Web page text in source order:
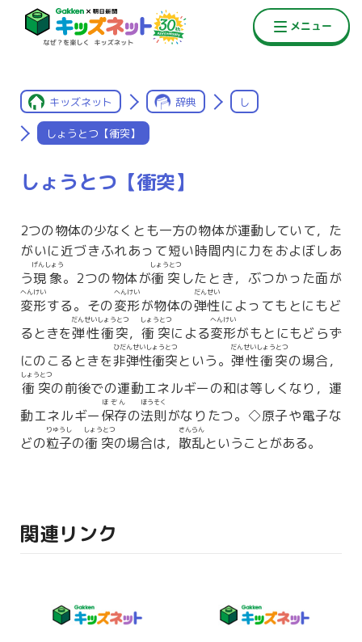
キッズネット 辞典 し
しょうとつ【衝突】
しょうとつ【衝突】
2つの物体の少なくとも一方の物体が運動していて，た
がいに近づきふれあって短い時間内に力をおよぼしあ
う現象
げんしょう
。2つの物体が衝突
しょうとつ
したとき，ぶつかった面が
変形
へんけい
する。その変形
へんけい
が物体の弾性
だんせい
によってもとにもど
るときを弾性衝突
だんせいしょうとつ
， 衝突
しょうとつ
による変形
へんけい
がもとにもどらず
にのこるときを非弾性衝突
ひだんせいしょうとつ
という。 弾性衝突
だんせいしょうとつ
の場合，
衝突
しょうとつ
の前後での運動エネルギーの和は等しくなり，運
動エネルギー保存
ほぞん
の法則
ほうそく
がなりたつ。◇原子や電子な
どの粒子
りゅうし
の衝突
しょうとつ
の場合は， 散乱
さんらん
ということがある。
関連リンク